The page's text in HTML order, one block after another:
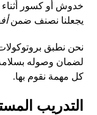
خدوش أو كسور أثناء
يجعلنا نصنف ضمن
نحن نطبق
لضمان وصوله
كل مهمة نقوم بها.
التدريب